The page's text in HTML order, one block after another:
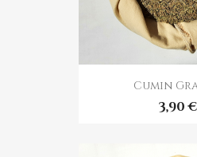
Cumin
3,90 €